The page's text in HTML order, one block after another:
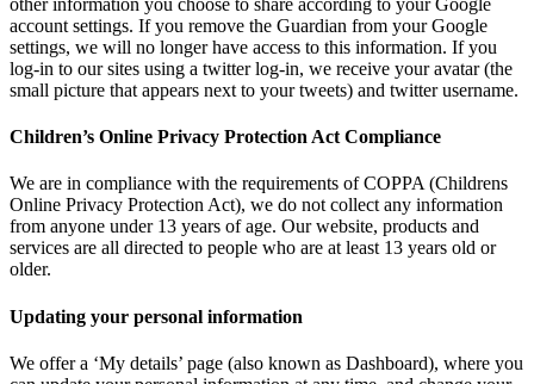
other information you choose to share according to your Google
account settings. If you remove the Guardian from your Google
settings, we will no longer have access to this information. If you
log-in to our sites using a twitter log-in, we receive your avatar (the
small picture that appears next to your tweets) and twitter username.
Children’s Online Privacy Protection Act Compliance
We are in compliance with the requirements of COPPA (Childrens
Online Privacy Protection Act), we do not collect any information
from anyone under 13 years of age. Our website, products and
services are all directed to people who are at least 13 years old or
older.
Updating your personal information
We offer a ‘My details’ page (also known as Dashboard), where you